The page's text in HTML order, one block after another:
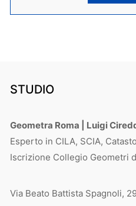
STUDIO
Geometra Roma | Luigi
Esperto in CILA, SCIA,
Iscrizione Collegio Geometri
Via Beato Battista Spagnoli,